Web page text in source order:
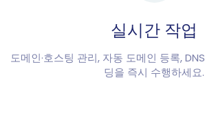
실시간 작업
도메인·호스팅 관리, 자동 도메인 등록,
딩을 즉시 수행하세요.